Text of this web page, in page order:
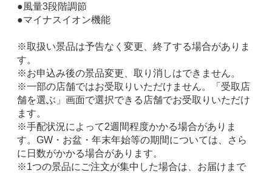
●風量3段階調節
●マイナスイオン機能
※取扱い景品は予告なく変更、終了する場合がありま
す。
※お申込み後の景品変更、取り消しはできません。
※一部の店舗ではお受取りいただけません。「受取店
舗を選ぶ」画面で選択できる店舗でお受取りいただけ
ます。
※手配状況によって2週間程度かかる場合がありま
す。GW・お盆・年末年始等の期間については、さら
に日数がかかる場合があります。
※1つの景品にご注文が集中した場合は、お届けまで